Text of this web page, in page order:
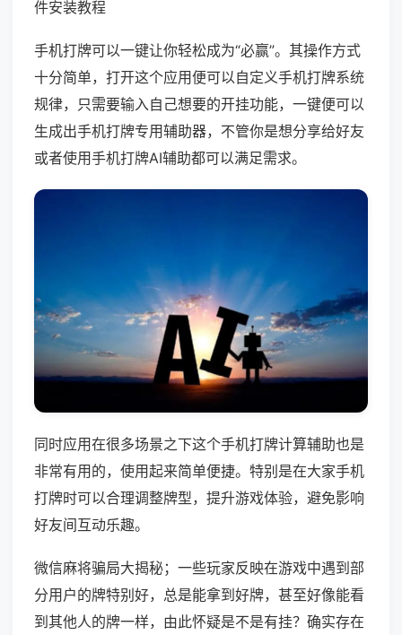
件安装教程
手机打牌可以一键让你轻松成为“必赢”。其操作方式
十分简单，打开这个应用便可以自定义手机打牌系统
规律，只需要输入自己想要的开挂功能，一键便可以
生成出手机打牌专用辅助器，不管你是想分享给好友
或者使用手机打牌AI辅助都可以满足需求。
同时应用在很多场景之下这个手机打牌计算辅助也是
非常有用的，使用起来简单便捷。特别是在大家手机
打牌时可以合理调整牌型，提升游戏体验，避免影响
好友间互动乐趣。
微信麻将骗局大揭秘；一些玩家反映在游戏中遇到部
分用户的牌特别好，总是能拿到好牌，甚至好像能看
到其他人的牌一样，由此怀疑是不是有挂？确实存在